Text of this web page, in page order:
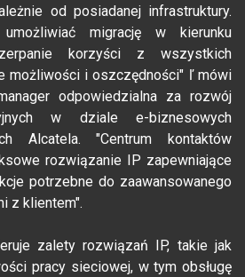
od posiadanej infrastruktury.
migrację w kierunku
korzyści z wszystkich
możliwości i oszczędności" ľ mówi
odpowiedzialna za rozwój
w dziale e-biznesowych
Alcatela. "Centrum kontaktów
rozwiązanie IP zapewniające
potrzebne do zaawansowanego
z klientem".
zalety rozwiązań IP, takie jak
pracy sieciowej, w tym obsługę